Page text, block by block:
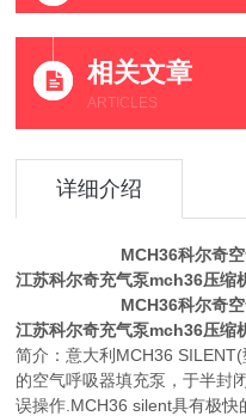
相关文章
ARTICLES
详细介绍
MCH36科尔奇空气
江苏科尔奇充气泵mch36压缩
MCH36科尔奇空气
江苏科尔奇充气泵mch36压缩
简介：意大利MCH36
的空气呼吸器填充泵，于半封
误操作.MCH36 silent具有极